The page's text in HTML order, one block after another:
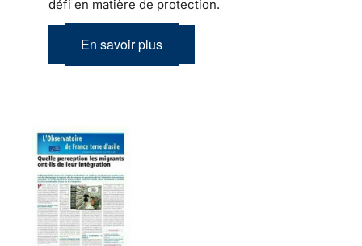
défi en matière de protection.
En savoir plus